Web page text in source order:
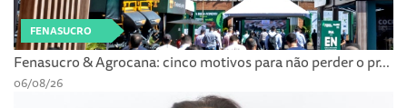
FENASUCRO
Fenasucro & Agrocana: cinco motivos para não perder o pr...
06/08/26